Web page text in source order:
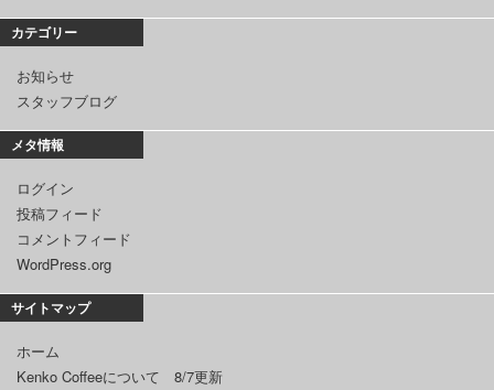
カテゴリー
お知らせ
スタッフブログ
メタ情報
ログイン
投稿フィード
コメントフィード
WordPress.org
サイトマップ
ホーム
Kenko Coffeeについて 8/7更新